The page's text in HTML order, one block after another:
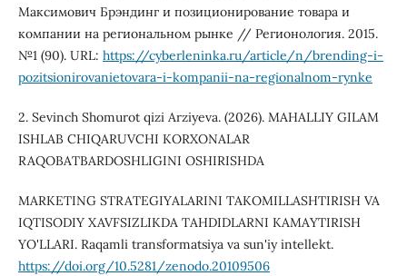
Максимович Брэндинг и позиционирование товара и
компании на региональном рынке // Регионология. 2015.
№1 (90). URL: https://cyberleninka.ru/article/n/brending-i-
pozitsionirovanietovara-i-kompanii-na-regionalnom-rynke
2. Sevinch Shomurot qizi Arziyeva. (2026). MAHALLIY GILAM
ISHLAB CHIQARUVCHI KORXONALAR
RAQOBATBARDOSHLIGINI OSHIRISHDA
MARKETING STRATEGIYALARINI TAKOMILLASHTIRISH VA
IQTISODIY XAVFSIZLIKDA TAHDIDLARNI KAMAYTIRISH
YO'LLARI. Raqamli transformatsiya va sun'iy intellekt.
https://doi.org/10.5281/zenodo.20109506